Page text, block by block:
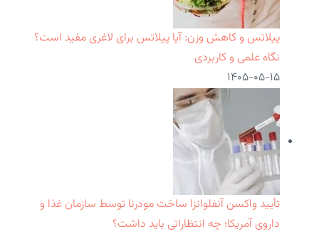
پیلاتس و کاهش وزن: آیا پیلاتس برای لاغری مفید است؟
نگاه علمی و کاربردی
۱۴۰۵-۰۵-۱۵
تأیید واکسن آنفلوانزا ساخت مودرنا توسط سازمان غذا و
داروی آمریکا؛ چه انتظاراتی باید داشت؟